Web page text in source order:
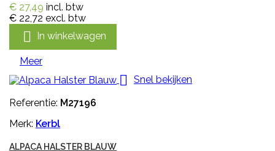
€ 27,49 incl. btw
€ 22,72 excl. btw
 In winkelwagen
Meer
 Snel bekijken
Referentie: M27196
Merk: Kerbl
ALPACA HALSTER BLAUW